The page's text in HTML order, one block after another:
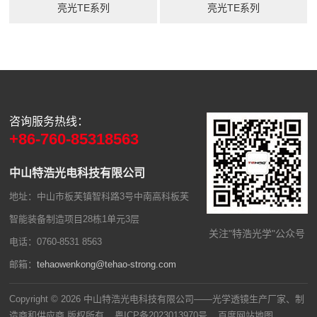
亮光TE系列 亮光TE系列
咨询服务热线：
+86-760-85318563
中山特浩光电科技有限公司
地址：中山市板芙镇智科路3号中南高科板芙
智能装备制造项目28栋1单元3层
电话：0760-8531 8563
邮箱：tehaowenkong@tehao-strong.com
关注"特浩光学"公众号
Copyright © 2026 中山特浩光电科技有限公司——光学透镜生产厂家、制